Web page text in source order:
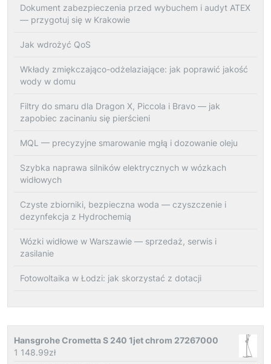
Dokument zabezpieczenia przed wybuchem i audyt ATEX
— przygotuj się w Krakowie
Jak wdrożyć QoS
Wkłady zmiękczająco-odżelaziające: jak poprawić jakość
wody w domu
Filtry do smaru dla Dragon X, Piccola i Bravo — jak
zapobiec zacinaniu się pierścieni
MQL — precyzyjne smarowanie mgłą i dozowanie oleju
Szybka naprawa silników elektrycznych w wózkach
widłowych
Czyste zbiorniki, bezpieczna woda — czyszczenie i
dezynfekcja z Hydrochemią
Wózki widłowe w Warszawie — sprzedaż, serwis i
zasilanie
Fotowoltaika w Łodzi: jak skorzystać z dotacji
Hansgrohe Crometta S 240 1jet chrom 27267000
1 148.99zł